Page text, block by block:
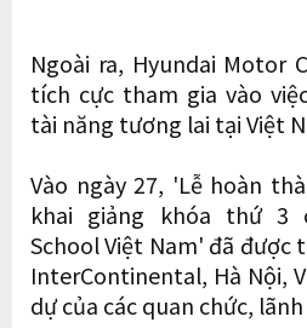
Ngoài ra, Hyundai Motor
tích cực tham gia vào
tài năng tương lai tại Việt
Vào ngày 27, 'Lễ hoàn
khai giảng khóa thứ 3
School Việt Nam' đã được
InterContinental, Hà Nội,
dự của các quan chức,